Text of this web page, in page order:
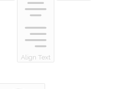
Align Text